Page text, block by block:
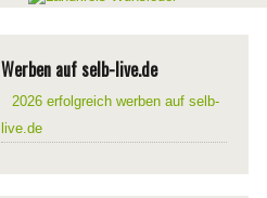
Werben auf selb-live.de
2026 erfolgreich werben auf selb-
live.de